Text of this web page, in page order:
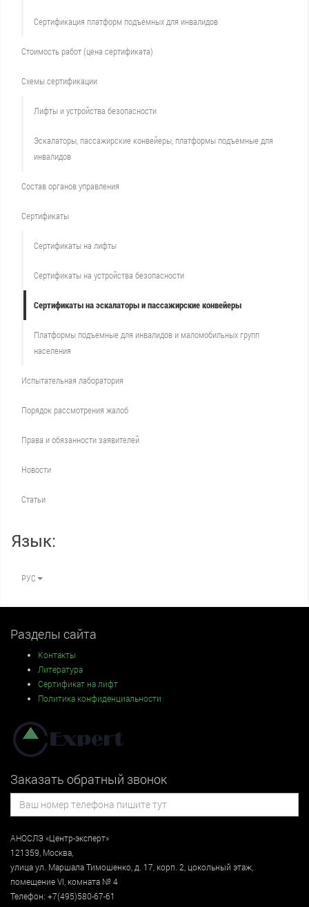
Сертификация платформ подъемных для инвалидов
Стоимость работ (цена сертификата)
Схемы сертификации
Лифты и устройства безопасности
Эскалаторы, пассажирские конвейеры, платформы подъемные для
инвалидов
Состав органов управления
Сертификаты
Сертификаты на лифты
Сертификаты на устройства безопасности
Сертификаты на эскалаторы и пассажирские конвейеры
Платформы подъемные для инвалидов и маломобильных групп
населения
Испытательная лаборатория
Порядок рассмотрения жалоб
Права и обязанности заявителей
Новости
Статьи
Язык:
РУС
Разделы сайта
Контакты
Литература
Сертификат на лифт
Политика конфиденциальности
Заказать обратный звонок
АНОСЛЭ «Центр-эксперт»
121359 Москва
улицаул. Маршала Тимошенко, д. 17, корп. 2, цокольный этаж
помещение VI, комната № 4
Телефон: +7(495)580-67-61